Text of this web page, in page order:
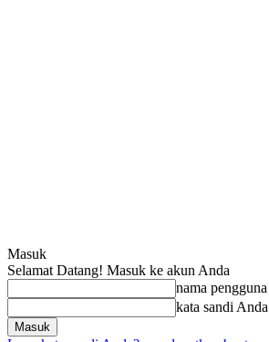
Masuk
Selamat Datang! Masuk ke akun Anda
nama pengguna
kata sandi Anda